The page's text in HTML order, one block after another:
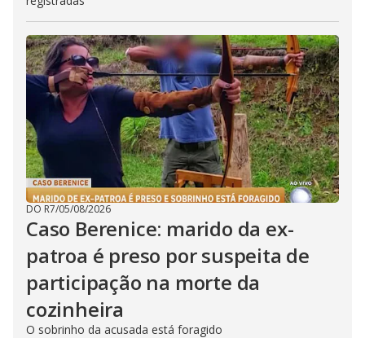
DO R7/05/08/2026
Caso Berenice: marido da ex-
patroa é preso por suspeita de
participação na morte da
cozinheira
O sobrinho da acusada está foragido